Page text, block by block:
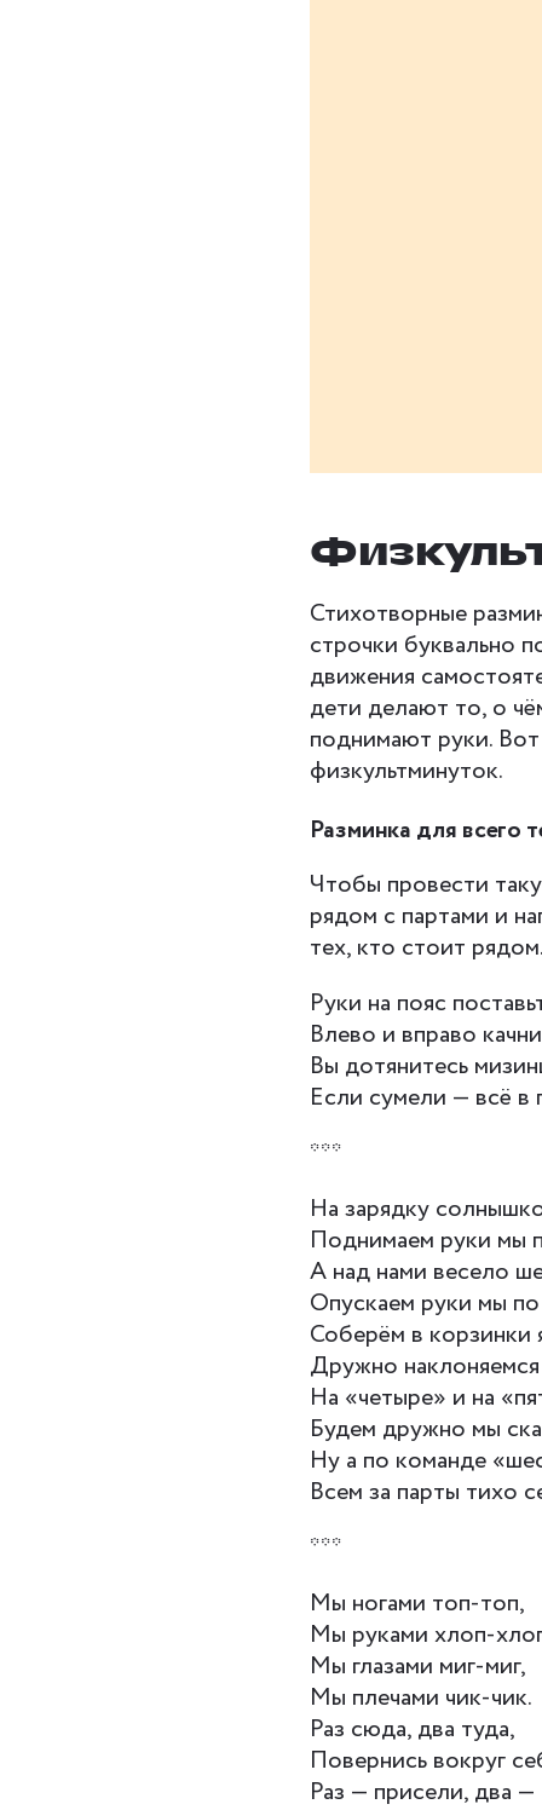
Стихотворные
строчки буквально
движения
дети делают то, о
поднимают руки.
физкультминуток.
Разминка для всего
Чтобы провести
рядом с партами и
тех, кто стоит
Руки на пояс
Влево и вправо
Вы дотянитесь
Если сумели — всё в
***
На зарядку
Поднимаем руки мы
А над нами весело
Опускаем руки мы
Соберём в корзинки
Дружно
На «четыре» и на
Будем дружно мы
Ну а по команде
Всем за парты тихо
***
Мы ногами топ-топ,
Мы руками хлоп-
Мы глазами миг-миг,
Мы плечами чик-чик.
Раз сюда, два туда,
Повернись вокруг
Раз — присели, два